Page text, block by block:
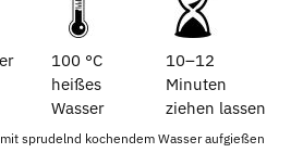
100 °C
heißes
Wasser
10–12
Minuten
ziehen lassen
sprudelnd kochendem Wasser aufgießen